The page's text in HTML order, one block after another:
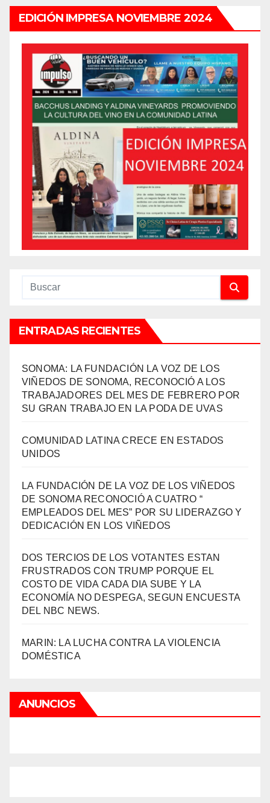
EDICIÓN IMPRESA NOVIEMBRE 2024
ENTRADAS RECIENTES
SONOMA: LA FUNDACIÓN LA VOZ DE LOS
VIÑEDOS DE SONOMA, RECONOCIÓ A LOS
TRABAJADORES DEL MES DE FEBRERO POR
SU GRAN TRABAJO EN LA PODA DE UVAS
COMUNIDAD LATINA CRECE EN ESTADOS
UNIDOS
LA FUNDACIÓN DE LA VOZ DE LOS VIÑEDOS
DE SONOMA RECONOCIÓ A CUATRO “
EMPLEADOS DEL MES” POR SU LIDERAZGO Y
DEDICACIÓN EN LOS VIÑEDOS
DOS TERCIOS DE LOS VOTANTES ESTAN
FRUSTRADOS CON TRUMP PORQUE EL
COSTO DE VIDA CADA DIA SUBE Y LA
ECONOMÍA NO DESPEGA, SEGUN ENCUESTA
DEL NBC NEWS.
MARIN: LA LUCHA CONTRA LA VIOLENCIA
DOMÉSTICA
ANUNCIOS